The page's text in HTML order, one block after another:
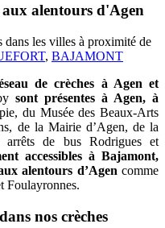
aux alentours d'Agen
dans les villes à proximité de
, BAJAMONT
de crèches à Agen et
sont présentes à Agen, à
du Musée des Beaux-Arts
de la Mairie d’Agen, de la
de bus Rodrigues et
accessibles à Bajamont,
alentours d’Agen comme
Foulayronnes.
nos crèches